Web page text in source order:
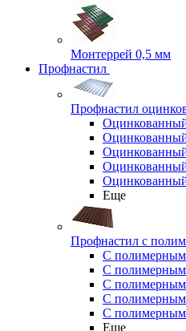
Монтеррей 0,5 мм
Профнастил
Профнастил
Еще
Профнастил с
С
С
С полимерным
С
С
Еще